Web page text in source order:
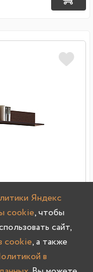
Яндекс
cookie, чтобы
сайт,
cookie, а также
в